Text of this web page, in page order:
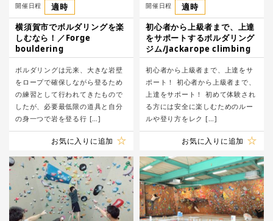
開催日程
適時
​横須賀市でボルダリングを楽
しむなら！／Forge
bouldering
ボルダリングは元来、大きな岩壁
をロープで確保しながら登るため
の練習として行われてきたもので
したが、必要最低限の道具と自分
の身一つで岩を登る行 […]
お気に入りに追加
開催日程
適時
初心者から上級者まで、上達
をサポートするボルダリング
ジム/Jackarope climbing
初心者から上級者まで、上達をサ
ポート！ 初心者から上級者まで、
上達をサポート！ 初めて体験され
る方には安全に楽しむためのルー
ルや登り方をレク […]
お気に入りに追加